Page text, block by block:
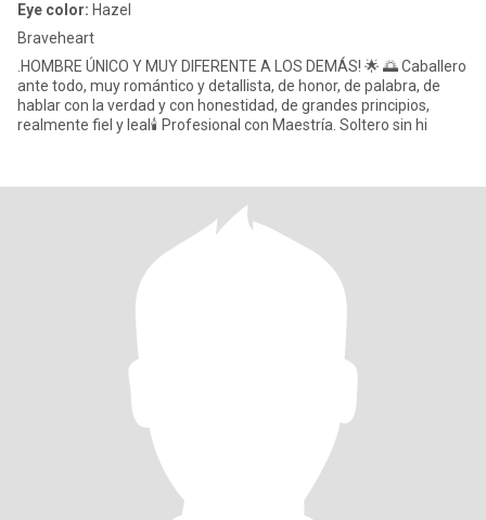
Eye color: Hazel
Braveheart
.HOMBRE ÚNICO Y MUY DIFERENTE A LOS DEMÁS! 🌟 🌅 Caballero
ante todo, muy romántico y detallista, de honor, de palabra, de
hablar con la verdad y con honestidad, de grandes principios,
realmente fiel y leal🕯️ Profesional con Maestría. Soltero sin hi